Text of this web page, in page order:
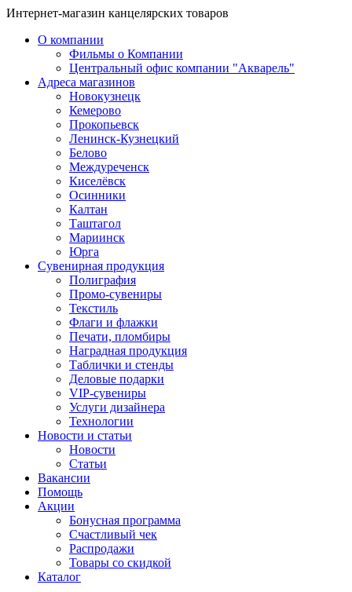
Интернет-магазин канцелярских товаров
О компании
Фильмы о Компании
Центральный офис компании "Акварель"
Адреса магазинов
Новокузнецк
Кемерово
Прокопьевск
Ленинск-Кузнецкий
Белово
Междуреченск
Киселёвск
Осинники
Калтан
Таштагол
Мариинск
Юрга
Сувенирная продукция
Полиграфия
Промо-сувениры
Текстиль
Флаги и флажки
Печати, пломбиры
Наградная продукция
Таблички и стенды
Деловые подарки
VIP-сувениры
Услуги дизайнера
Технологии
Новости и статьи
Новости
Статьи
Вакансии
Помощь
Акции
Бонусная программа
Счастливый чек
Распродажи
Товары со скидкой
Каталог